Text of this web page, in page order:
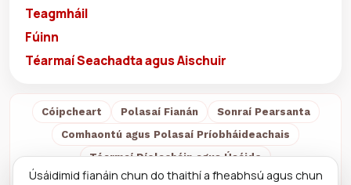
Teagmháil
Fúinn
Téarmaí Seachadta agus Aischuir
Cóipcheart Polasaí Fianán
Sonraí Pearsanta
Comhaontú agus Polasaí Príobháideachais
Téarmaí Díolacháin agus Úsáide
Téarmaí Seachadta agus Aischuir
Fúinn
Úsáidimid fianáin chun do thaithí a fheabhsú agus chun